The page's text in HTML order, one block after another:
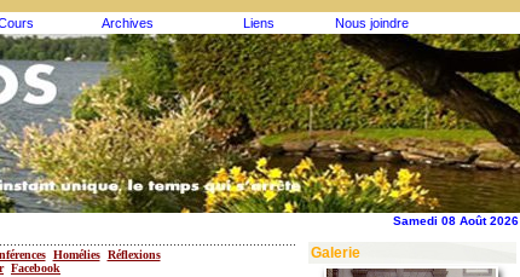
Archives Liens Nous joindre
Samedi 08 Août 2026
Homélies Réflexions
Facebook
Galerie